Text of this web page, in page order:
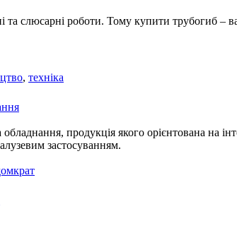
та слюсарні роботи. Тому купити трубогиб –
, техніка
продукція якого орієнтована на
застосуванням.